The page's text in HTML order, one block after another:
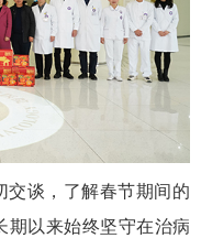
交谈，了解春节期间的
期以来始终坚守在治病